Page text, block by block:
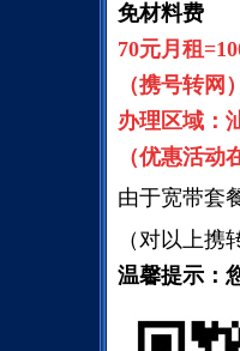
免材料费
70元月租
（携号转网
办理区域：
（优惠活动
由于宽带套
（对以上携
温馨提示：